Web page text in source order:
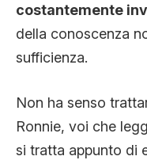
costantemente
della conoscenza
sufficienza.
Non ha senso
Ronnie, voi che
si tratta appunto di